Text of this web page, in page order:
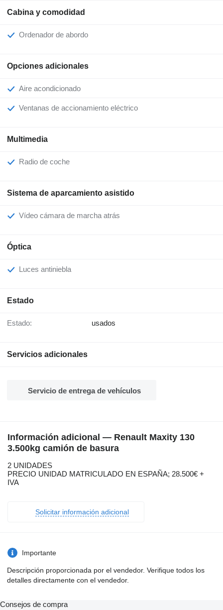
Cabina y comodidad
Ordenador de abordo
Opciones adicionales
Aire acondicionado
Ventanas de accionamiento eléctrico
Multimedia
Radio de coche
Sistema de aparcamiento asistido
Vídeo cámara de marcha atrás
Óptica
Luces antiniebla
Estado
Estado: usados
Servicios adicionales
Servicio de entrega de vehículos
Información adicional — Renault Maxity 130
3.500kg camión de basura
2 UNIDADES
PRECIO UNIDAD MATRICULADO EN ESPAÑA; 28.500€ +
IVA
Solicitar información adicional
Importante
Descripción proporcionada por el vendedor. Verifique todos los
detalles directamente con el vendedor.
Consejos de compra